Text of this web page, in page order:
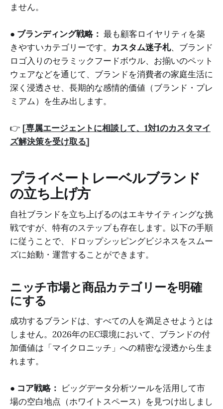
ません。
● ブランディング戦略： 最も顧客ロイヤリティを築
きやすいカテゴリーです。 カスタム迷子札、ブランド
ロゴ入りのセラミックフードボウル、お揃いのペット
ウェアなどを通じて、ブランドを消費者の家庭生活に
深く浸透させ、長期的な感情的価値（ブランド・プレ
ミアム）を生み出します。
👉 [専属エージェントに相談して、1対1のカスタマイ
ズ解決策を受け取る]
プライベートレーベルブランド
の立ち上げ方
自社ブランドを立ち上げるのはエキサイティングな挑
戦ですが、特有のステップも存在します。以下の手順
に従うことで、ドロップシッピングビジネスをスムー
ズに始動・運営することができます。
ニッチ市場と商品カテゴリーを明確
にする
成功するブランドは、すべての人を満足させようとは
しません。2026年のEC環境において、ブランドの付
加価値は「マイクロニッチ」への精密な浸透から生ま
れます。
● コア戦略： ビッグデータ分析ツールを活用して市
場の空白地点（ホワイトスペース）を見つけ出しまし